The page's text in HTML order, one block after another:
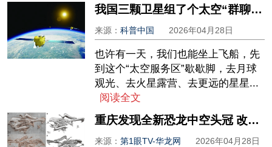
我国三颗卫星组了个太空“群聊”：下一站，“太空港口”！
来源：科普中国 2026年04月28日
也许有一天，我们也能坐上飞船，先
到这个“太空服务区”歇歇脚，去月球
观光、去火星露营、去更远的星星...
阅读全文
重庆发现全新恐龙中空头冠 改写鸭嘴龙类演化认知
来源：第1眼TV-华龙网 2026年04月28日